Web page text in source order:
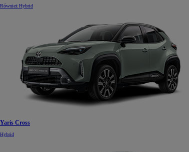
Również Hybrid
Yaris Cross
Hybrid